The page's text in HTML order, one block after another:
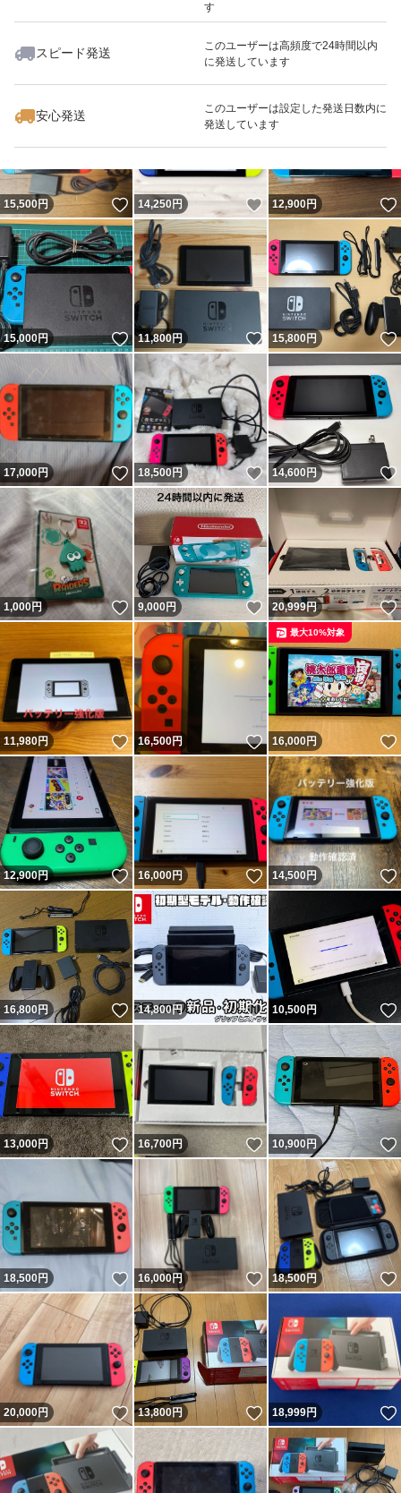
す
スピード発送
このユーザーは高頻度で24時間以内
に発送しています
安心発送
このユーザーは設定した発送日数内に
発送しています
いいね！
15,200
15,500円 いいね！
14,250円 いいね！
12,900円
15,000円 いいね！
11,800円 いいね！
15,800円
17,000円 いいね！
18,500円 いいね！
14,600 円
1,000円 いいね！
9,000円 いいね！
20,999円
11,980円 いいね！
16,500円 いいね！
16,000円
最大10%対象
12,900円 いいね！
16,000円 いいね！
14,500 円
16,800円 いいね！
14,800円 いいね！
10,500円
13,000円 いいね！
16,700円 いいね！
10,900円
18,500円 いいね！
16,000円 いいね！
18,500円
20,000円 いいね！
13,800円 いいね！
18,999円